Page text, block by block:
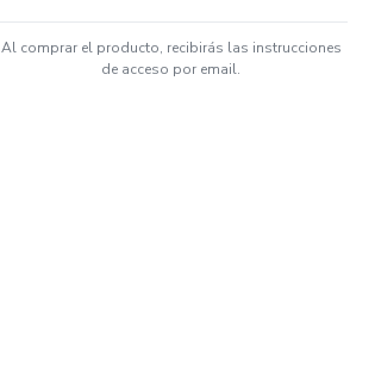
Al comprar el producto, recibirás las instrucciones
de acceso por email.